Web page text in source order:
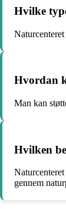
Hvilke
Hvordan
Man kan
Hvilken
gennem